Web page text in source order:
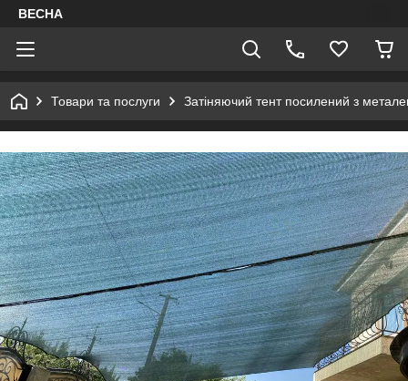
ВЕСНА
Товари та послуги Затіняючий тент посилений з